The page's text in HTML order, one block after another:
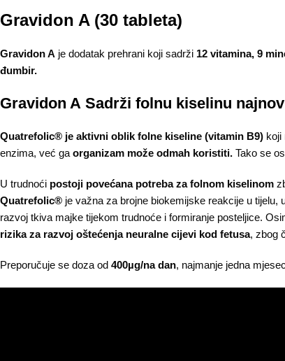
Gravidon A (30 tableta)
Gravidon A je dodatak prehrani koji sadrži 12 vitamina, 9
đumbir.
Gravidon A Sadrži folnu kiselinu
Quatrefolic® je aktivni oblik folne kiseline (vitamin B9) koji
enzima, već gaorganizam može odmah koristiti. Tako se
U trudnoći postoji povećana potreba za folnom kiselinom
Quatrefolic® je važna za brojne biokemijske reakcije u
razvoj tkiva majke tijekom trudnoće i formiranje posteljice.
rizika za razvoj oštećenja neuralne cijevi kod fetusa, zbog
Preporučuje se doza od 400µg/na dan, najmanje jedna